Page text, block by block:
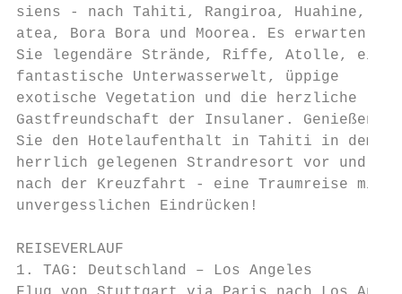
siens - nach Tahiti, Rangiroa, Huahine,
atea, Bora Bora und Moorea. Es
Sie legendäre Strände, Riffe,
fantastische Unterwasserwelt, üppige
exotische Vegetation und die herzliche
Gastfreundschaft der Insulaner.
Sie den Hotelaufenthalt in Tahiti in dem
herrlich gelegenen Strandresort vor und
nach der Kreuzfahrt - eine Traumreise
unvergesslichen Eindrücken!
REISEVERLAUF
1. TAG: Deutschland – Los Angeles